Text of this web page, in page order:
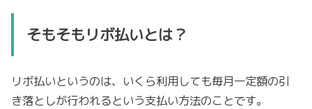
そもそもリボ払いとは？
リボ払いというのは、いくら利用しても毎月一定額の引
き落としが行われるという支払い方法のことです。